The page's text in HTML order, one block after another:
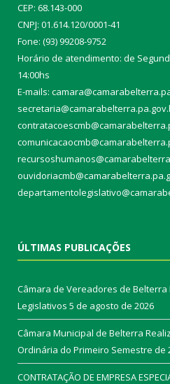
CEP: 68.143-000
CNPJ: 01.614.120/0001-41
Fone: (93) 99208-9752
Horário de atendimento: de
14:00hs
E-mails:
ÚLTIMAS PUBLICAÇÕES
Câmara de Vereadores de
Legislativos 5 de agosto de 2026
Câmara Municipal de Belterra
Ordinária do Primeiro Semestre de
CONTRATAÇÃO DE EMPRESA